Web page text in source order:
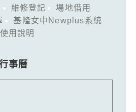
維修登記
場地借用
基隆女中Newplus系統
用說明
事曆